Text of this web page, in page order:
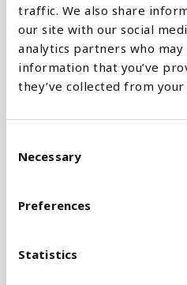
traffic. We also share
our site with our social
analytics partners who
information that you’ve
they’ve collected from
Necessary
Preferences
Statistics
Förklaring
EF mäts i arealenheter, det
resurser som används.
relation med begreppet
utvecklat för att kunna
Hur stort fotavtryck som
vårt jordklot, utan att den
förringas, beror på hur